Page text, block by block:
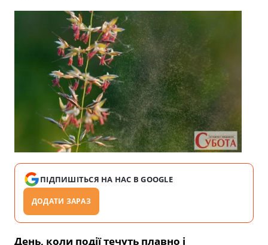
ПІДПИШІТЬСЯ НА НАС В GOOGLE
ДОДАТИ ЗАРАЗ
День, коли події течуть плавно і